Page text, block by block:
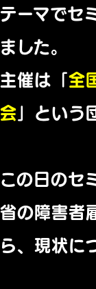
テーマでセ
ました。
主催は「全
会 」という
この日のセ
省の障害者
ら、現状に